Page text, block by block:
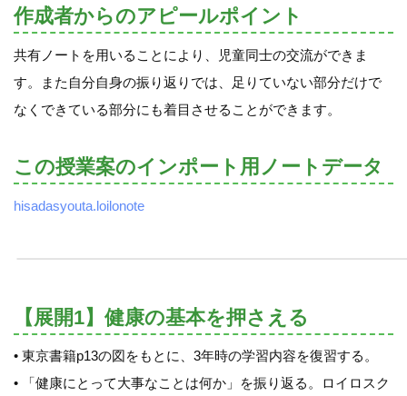
作成者からのアピールポイント
共有ノートを用いることにより、児童同士の交流ができま
す。また自分自身の振り返りでは、足りていない部分だけで
なくできている部分にも着目させることができます。
この授業案のインポート用ノートデータ
hisadasyouta.loilonote
【展開1】健康の基本を押さえる
• 東京書籍p13の図をもとに、3年時の学習内容を復習する。
• 「健康にとって大事なことは何か」を振り返る。ロイロスク